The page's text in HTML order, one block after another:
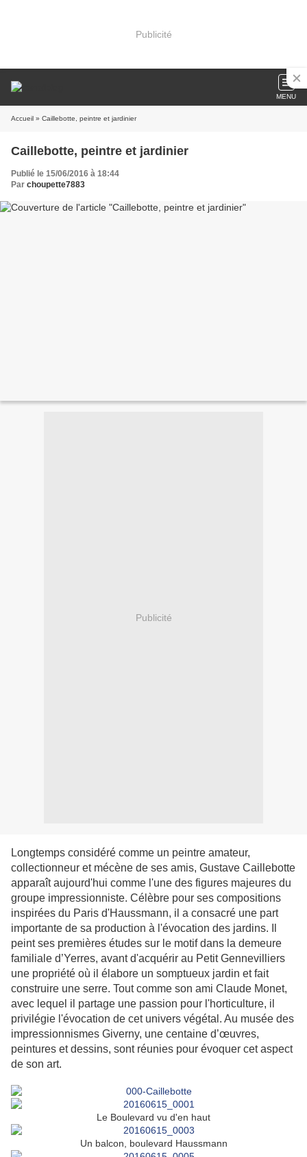
Publicité
MENU
Accueil » Caillebotte, peintre et jardinier
Caillebotte, peintre et jardinier
Publié le 15/06/2016 à 18:44
Par choupette7883
Publicité
Longtemps considéré comme un peintre amateur,
collectionneur et mécène de ses amis, Gustave Caillebotte
apparaît aujourd'hui comme l'une des figures majeures du
groupe impressionniste. Célèbre pour ses compositions
inspirées du Paris d'Haussmann, il a consacré une part
importante de sa production à l'évocation des jardins. Il
peint ses premières études sur le motif dans la demeure
familiale d’Yerres, avant d'acquérir au Petit Gennevilliers
une propriété où il élabore un somptueux jardin et fait
construire une serre. Tout comme son ami Claude Monet,
avec lequel il partage une passion pour l'horticulture, il
privilégie l'évocation de cet univers végétal. Au musée des
impressionnismes Giverny, une centaine d’œuvres,
peintures et dessins, sont réunies pour évoquer cet aspect
de son art.
Le Boulevard vu d'en haut
Un balcon, boulevard Haussmann